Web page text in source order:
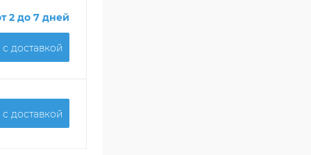
2 до 7 дней
доставкой
доставкой